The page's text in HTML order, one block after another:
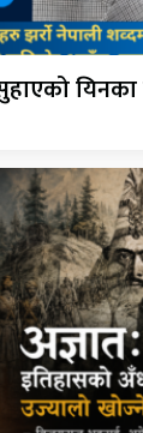
यिनका